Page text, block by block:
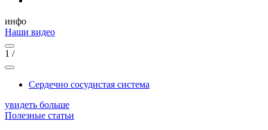
инфо
Наши видео
1 /
Сердечно сосудистая система
увидеть больше
Полезные статьи